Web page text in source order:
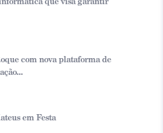
com nova plataforma de
em Festa